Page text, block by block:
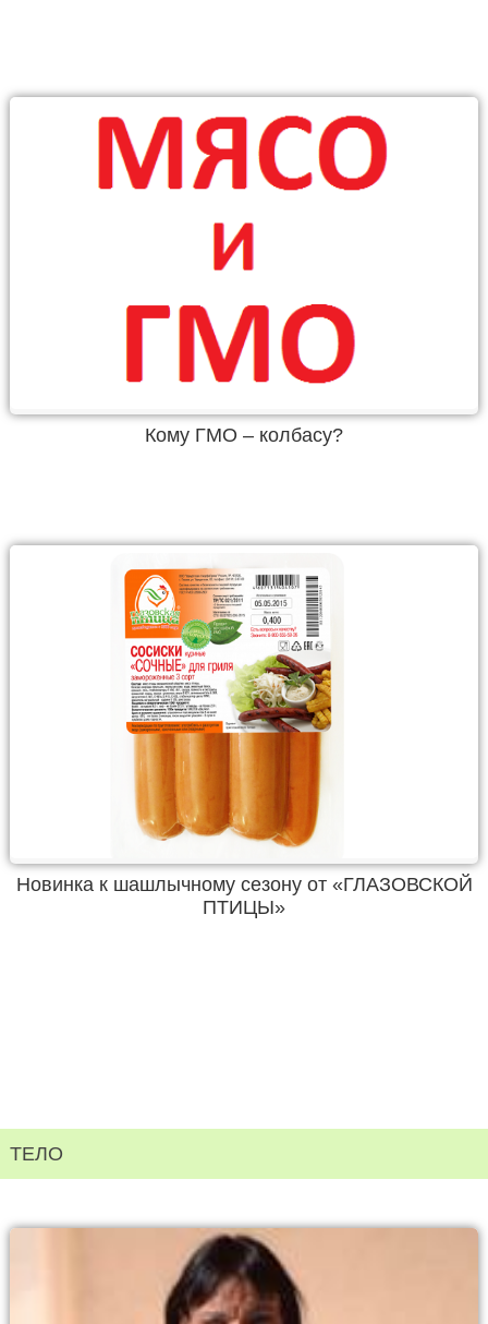
Кому ГМО – колбасу?
Новинка к шашлычному сезону от «ГЛАЗОВСКОЙ
ПТИЦЫ»
ТЕЛО